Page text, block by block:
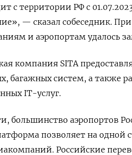
с территории РФ с
— сказал собеседник.
и аэропортам удалось
компания SITA
багажных систем, а также
IT-услуг.
большинство аэропортов
позволяет на одной
Российские